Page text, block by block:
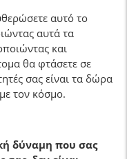
αυτό το
αυτά τα
και
θα φτάσετε σε
σας είναι τα δώρα
τον κόσμο.
δύναμη που σας